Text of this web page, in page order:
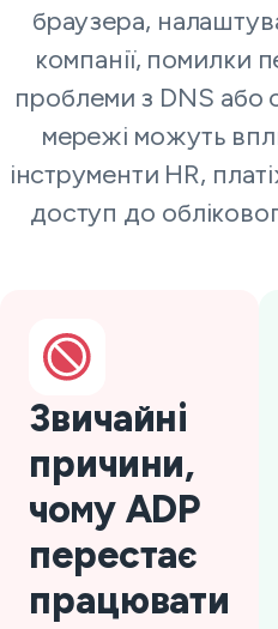
браузера,
компанії, помилки
проблеми з DNS або
мережі можуть
інструменти HR,
доступ до
Звичайні
причини,
чому ADP
перестає
працювати